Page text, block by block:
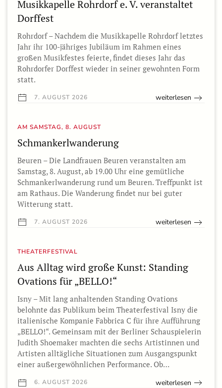
Musikkapelle Rohrdorf e. V. veranstaltet
Dorffest
Rohrdorf – Nachdem die Musikkapelle Rohrdorf letztes
Jahr ihr 100-jähriges Jubiläum im Rahmen eines
großen Musikfestes feierte, findet dieses Jahr das
Rohrdorfer Dorffest wieder in seiner gewohnten Form
statt.
7. AUGUST 2026 weiterlesen
AM SAMSTAG, 8. AUGUST
Schmankerlwanderung
Beuren – Die Landfrauen Beuren veranstalten am
Samstag, 8. August, ab 19.00 Uhr eine gemütliche
Schmankerlwanderung rund um Beuren. Treffpunkt ist
am Rathaus. Die Wanderung findet nur bei guter
Witterung statt.
7. AUGUST 2026 weiterlesen
THEATERFESTIVAL
Aus Alltag wird große Kunst: Standing
Ovations für „BELLO!“
Isny – Mit lang anhaltenden Standing Ovations
belohnte das Publikum beim Theaterfestival Isny die
italienische Kompanie Fabbrica C für ihre Aufführung
„BELLO!“. Gemeinsam mit der Berliner Schauspielerin
Judith Shoemaker machten die sechs Artistinnen und
Artisten alltägliche Situationen zum Ausgangspunkt
einer außergewöhnlichen Performance. Ob…
6. AUGUST 2026 weiterlesen